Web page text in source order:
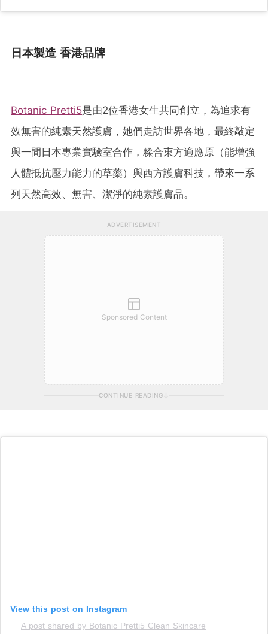
日本製造 香港品牌
Botanic Pretti5是由2位香港女生共同創立，為追求有
效無害的純素天然護膚，她們走訪世界各地，最終敲定
與一間日本專業實驗室合作，糅合東方適應原（能增強
人體抵抗壓力能力的草藥）與西方護膚科技，帶來一系
列天然高效、無害、潔淨的純素護膚品。
ADVERTISEMENT
Sponsored Content
CONTINUE READING
View this post on Instagram
A post shared by Botanic Pretti5 Clean Skincare